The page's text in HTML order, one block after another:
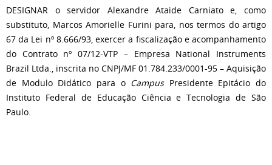
DESIGNAR o servidor Alexandre Ataide Carniato e, como
substituto, Marcos Amorielle Furini para, nos termos do artigo
67 da Lei nº 8.666/93, exercer a fiscalização e acompanhamento
do Contrato nº 07/12-VTP – Empresa National Instruments
Brazil Ltda., inscrita no CNPJ/MF 01.784.233/0001-95 – Aquisição
de Modulo Didático para o Campus Presidente Epitácio do
Instituto Federal de Educação Ciência e Tecnologia de São
Paulo.